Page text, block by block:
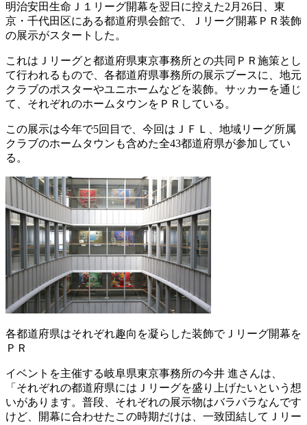
明治安田生命Ｊ１リーグ開幕を翌日に控えた2月26日、東
京・千代田区にある都道府県会館で、Ｊリーグ開幕ＰＲ装飾
の展示がスタートした。
これはＪリーグと都道府県東京事務所との共同ＰＲ施策とし
て行われるもので、各都道府県事務所の展示ブースに、地元
クラブのポスターやユニホームなどを装飾。サッカーを通じ
て、それぞれのホームタウンをＰＲしている。
この展示は今年で5回目で、今回はＪＦＬ、地域リーグ所属
クラブのホームタウンも含めた全43都道府県が参加してい
る。
各都道府県はそれぞれ趣向を凝らした装飾でＪリーグ開幕を
ＰＲ
イベントを主催する岐阜県東京事務所の今井 進さんは、
「それぞれの都道府県にはＪリーグを盛り上げたいという想
いがあります。普段、それぞれの展示物はバラバラなんです
けど、開幕に合わせたこの時期だけは、一致団結してＪリー